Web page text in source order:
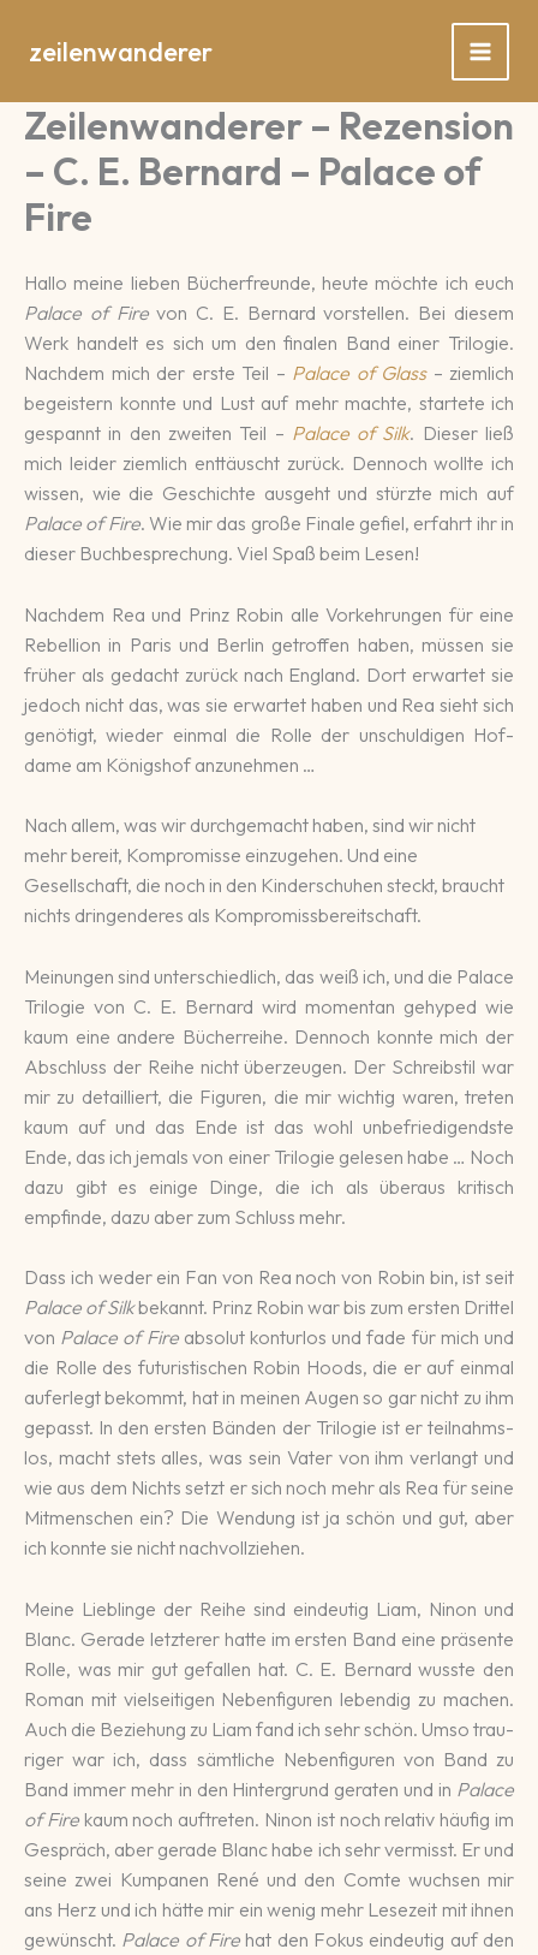
Inhaltzeilenwanderer
Zeilenwanderer – Rezension
– C. E. Bernard – Palace of
Fire
Hallo meine lieben Bücher­freun­de, heute möchte ich euch
Palace of Firevon C. E. Ber­nard vor­stellen. Bei diesem
Werk han­delt es sich um den fina­len Band einer Tri­lo­gie.
Nach­dem mich der erste Teil – Palace of Glass– ziemlich
be­geis­tern konnte und Lust auf mehr machte, star­tete ich
ge­spannt in den zweiten Teil – Palace of Silk. Dieser ließ
mich leider ziem­lich ent­täuscht zu­rück. Dennoch wollte ich
wissen, wie die Ge­schichte aus­geht und stürz­te mich auf
Palace of Fire. Wie mir das große Fina­le ge­fiel, er­fahrt ihr in
dieser Buch­be­spre­chung. Viel Spaß beim Lesen!
Nachdem Rea und Prinz Robin alle Vor­kehrun­gen für eine
Rebell­ion in Paris und Berlin ge­troffen haben, müssen sie
früher als ge­dacht zu­rück nach Eng­land. Dort erwar­tet sie
jedoch nicht das, was sie er­wartet haben und Rea sieht sich
ge­nötigt, wieder einmal die Rolle der un­schul­digen Hof­
dame am Königs­hof anzu­nehmen …
Nach allem, was wir durchgemacht haben, sind wir nicht
mehr bereit, Kompromisse einzugehen. Und eine
Gesellschaft, die noch in den Kinderschuhen steckt, braucht
nichts dringenderes als Kompromissbereitschaft.
Meinun­gen sind unter­schied­lich, das weiß ich, und die Palace
Trilo­gie von C. E. Ber­nard wird momen­tan ge­hyped wie
kaum eine andere Bücher­rei­he. Dennoch konnte mich der
Ab­schluss der Reihe nicht über­zeugen. Der Schreib­stil war
mir zu de­tailliert, die Figu­ren, die mir wich­tig waren, treten
kaum auf und das Ende ist das wohl un­befrie­digendste
Ende, das ich jemals von einer Trilo­gie gele­sen habe … Noch
dazu gibt es eini­ge Dinge, die ich als über­aus kri­tisch
empfinde, dazu aber zum Schluss mehr.
Dass ich weder ein Fan von Rea noch von Robin bin, ist seit
Palace of Silkbekannt. Prinz Robin war bis zum ersten Drittel
von Palace of Fireabso­lut kontur­los und fade für mich und
die Rolle des futu­risti­schen Robin Hoods, die er auf einmal
auf­er­legt bekommt, hat in meinen Augen so gar nicht zu ihm
ge­passt. In den ers­ten Bänden der Trilo­gie ist er teil­nahms­
los, macht stets alles, was sein Vater von ihm ver­langt und
wie aus dem Nichts setzt er sich noch mehr als Rea für seine
Mit­menschen ein? Die Wendung ist ja schön und gut, aber
ich konnte sie nicht nach­voll­ziehen.
Meine Lieblinge der Reihe sind ein­deutig Liam, Ninon und
Blanc. Gerade letz­terer hatte im ersten Band eine prä­sen­te
Rolle, was mir gut ge­fallen hat. C. E. Bernard wusste den
Roman mit viel­seiti­gen Neben­figu­ren leben­dig zu machen.
Auch die Be­ziehung zu Liam fand ich sehr schön. Umso trau­
riger war ich, dass sämt­liche Neben­figu­ren von Band zu
Band immer mehr in den Hin­ter­grund ge­ra­ten und in Palace
of Firekaum noch auf­treten. Ninon ist noch re­la­tiv häufig im
Ge­spräch, aber gerade Blanc habe ich sehr vermisst. Er und
seine zwei Kumpanen René und den Comte wuchsen mir
ans Herz und ich hätte mir ein wenig mehr Lese­zeit mit ihnen
ge­wünscht. Palace of Fire hat den Fokus ein­deu­tig auf den